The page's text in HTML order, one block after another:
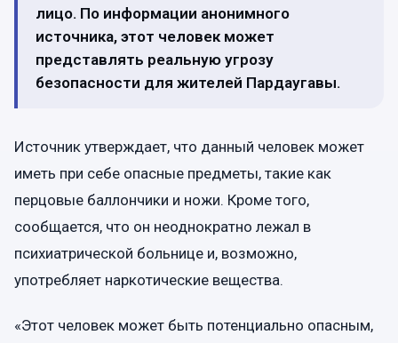
лицо. По информации анонимного
источника, этот человек может
представлять реальную угрозу
безопасности для жителей Пардаугавы.
Источник утверждает, что данный человек может
иметь при себе опасные предметы, такие как
перцовые баллончики и ножи. Кроме того,
сообщается, что он неоднократно лежал в
психиатрической больнице и, возможно,
употребляет наркотические вещества.
«Этот человек может быть потенциально опасным,